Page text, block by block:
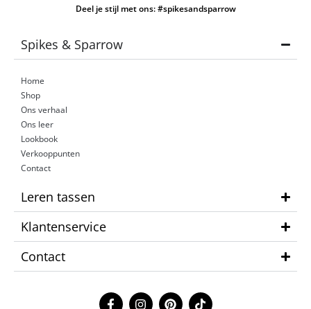
Deel je stijl met ons: #spikesandsparrow
Spikes & Sparrow
Home
Shop
Ons verhaal
Ons leer
Lookbook
Verkooppunten
Contact
Leren tassen
Klantenservice
Contact
F I P T